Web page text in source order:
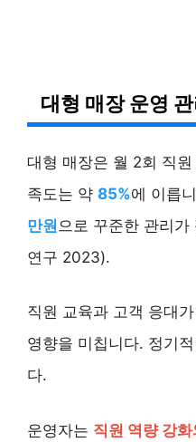
대형 매장 운영
대형 매장은 월 2회 직
족도는 약 85%에 이릅
만원 으로 꾸준한 관리
연구 2023).
직원 교육과 고객 응대
영향을 미칩니다. 정기
다.
운영자는 직원 역량 강